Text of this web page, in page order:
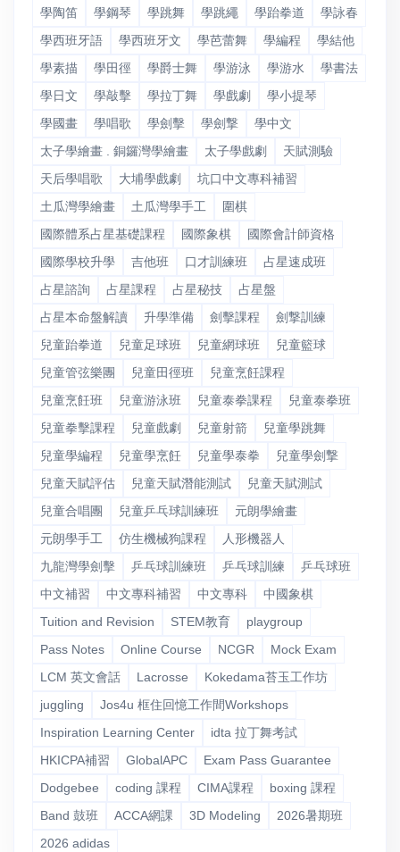
學陶笛 學鋼琴 學跳舞 學跳繩 學跆拳道
學詠春
學西班牙語
學西班牙文 學芭蕾舞 學編程
學結他
學素描
學田徑 學爵士舞 學游泳 學游水
學書法
學日文
學敲擊 學拉丁舞 學戲劇
學小提琴
學國畫
學唱歌 學劍擊 學劍撃
學中文
太子學繪畫 . 銅鑼灣學繪畫
太子學戲劇
天賦測驗
天后學唱歌
大埔學戲劇
坑口中文專科補習
土瓜灣學繪畫
土瓜灣學手工
圍棋
國際體系占星基礎課程
國際象棋
國際會計師資格
國際學校升學
吉他班 口才訓練班
占星速成班
占星諮詢
占星課程 占星秘技
占星盤
占星本命盤解讀
升學準備 劍擊課程
劍撃訓練
兒童跆拳道
兒童足球班 兒童網球班
兒童籃球
兒童管弦樂團
兒童田徑班
兒童烹飪課程
兒童烹飪班
兒童游泳班 兒童泰拳課程
兒童泰拳班
兒童拳擊課程
兒童戲劇 兒童射箭
兒童學跳舞
兒童學編程
兒童學烹飪 兒童學泰拳
兒童學劍撃
兒童天賦評估
兒童天賦潛能測試
兒童天賦測試
兒童合唱團
兒童乒乓球訓練班
元朗學繪畫
元朗學手工
仿生機械狗課程
人形機器人
九龍灣學劍擊
乒乓球訓練班 乒乓球訓練
乒乓球班
中文補習
中文專科補習 中文專科
中國象棋
Tuition and Revision
STEM教育
playgroup
Pass Notes
Online Course NCGR
Mock Exam
LCM 英文會話
Lacrosse
Kokedama苔玉工作坊
juggling
Jos4u 框住回憶工作間Workshops
Inspiration Learning Center
idta 拉丁舞考試
HKICPA補習
GlobalAPC
Exam Pass Guarantee
Dodgebee
coding 課程 CIMA課程
boxing 課程
Band 鼓班
ACCA網課 3D Modeling
2026暑期班
2026 adidas